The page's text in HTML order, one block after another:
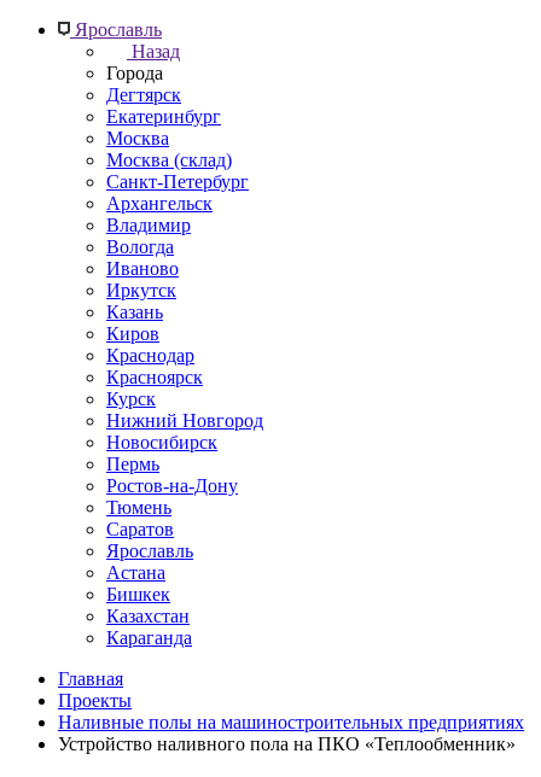
Ярославль
Назад
Города
Дегтярск
Екатеринбург
Москва
Москва (склад)
Санкт-Петербург
Архангельск
Владимир
Вологда
Иваново
Иркутск
Казань
Киров
Краснодар
Красноярск
Курск
Нижний Новгород
Новосибирск
Пермь
Ростов-на-Дону
Тюмень
Саратов
Ярославль
Астана
Бишкек
Казахстан
Караганда
Главная
Проекты
Наливные полы на машиностроительных предприятиях
Устройство наливного пола на ПКО «Теплообменник»